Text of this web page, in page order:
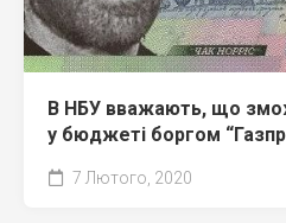
В НБУ вважають, що
у бюджеті боргом
7 Лютого, 2020